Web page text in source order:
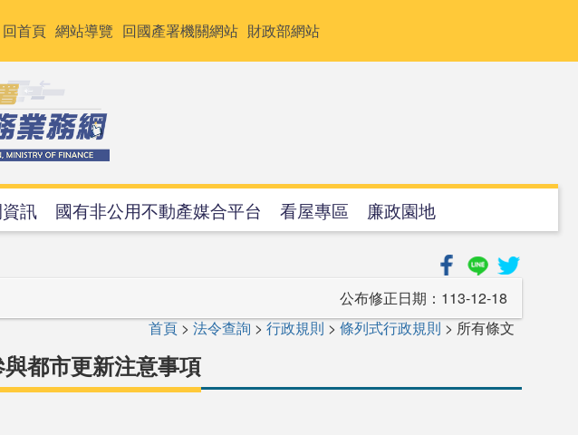
回首頁 網站導覽 回國產署機關網站 財政部網站
訊 國有非公用不動產媒合平台 看屋專區 廉政園地
公布修正日期： 113-12-18
首頁 > 法令查詢 > 行政規則 > 條列式行政規則 > 所有條文
都市更新注意事項